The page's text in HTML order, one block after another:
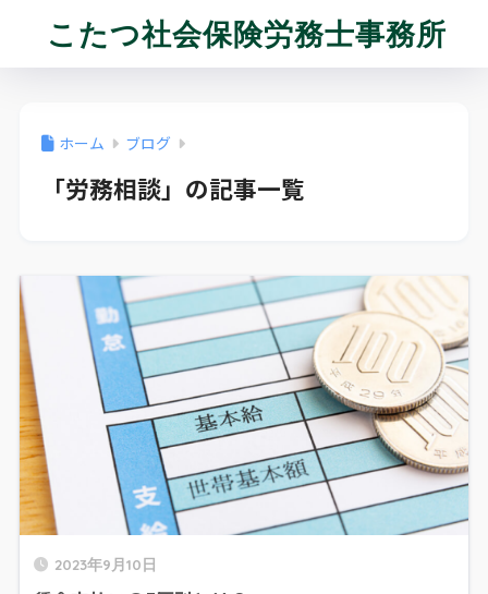
こたつ社会保険労務士事務所
ホーム ブログ
「労務相談」の記事一覧
2023年9月10日